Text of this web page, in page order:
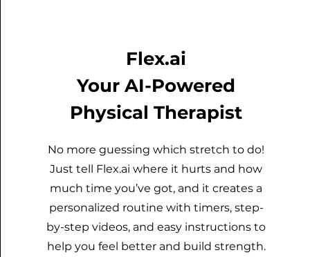
Flex.ai
Your AI-Powered
Physical Therapist
No more guessing which stretch to do!
Just tell Flex.ai where it hurts and how
much time you’ve got, and it creates a
personalized routine with timers, step-
by-step videos, and easy instructions to
help you feel better and build strength.